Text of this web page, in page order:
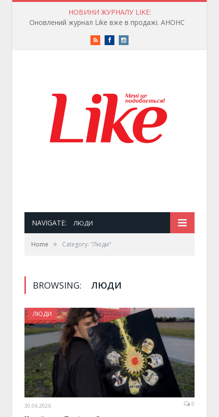
НОВИНИ ЖУРНАЛУ LIKE:
Оновлений журнал Like вже в продажі. АНОНС
RSS FacebookInstagram
NAVIGATE: ЛЮДИ
Home » Category: "Люди"
BROWSING: ЛЮДИ
ЛЮДИ
30.06.2026 0